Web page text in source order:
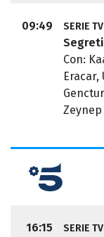
09:49 SERIE TV
Con:
16:15 SERIE TV